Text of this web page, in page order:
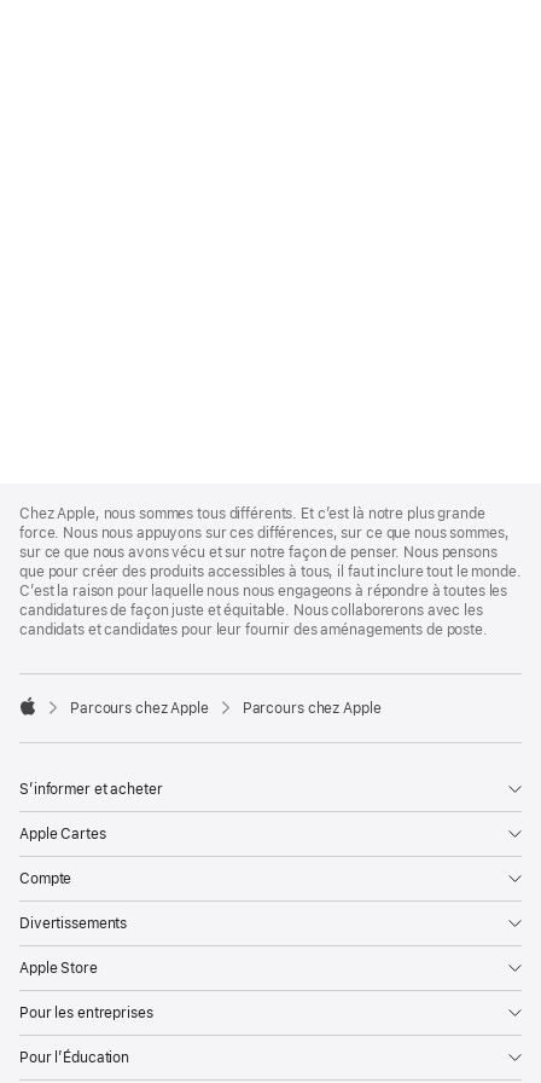
Footer
Chez Apple, nous sommes tous différents. Et c’est là notre plus grande
force. Nous nous appuyons sur ces différences, sur ce que nous sommes,
sur ce que nous avons vécu et sur notre façon de penser. Nous pensons
que pour créer des produits accessibles à tous, il faut inclure tout le monde.
C’est la raison pour laquelle nous nous engageons à répondre à toutes les
candidatures de façon juste et équitable. Nous collaborerons avec les
candidats et candidates pour leur fournir des aménagements de poste.

Parcours chez Apple Parcours chez Apple
S’informer et acheter
Apple Cartes
Compte
Divertissements
Apple Store
Pour les entreprises
Pour l’Éducation